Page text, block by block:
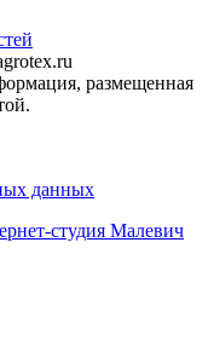
размещенная
данных